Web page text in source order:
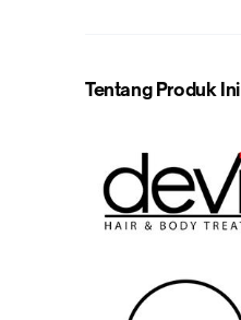
Tentang Produk Ini